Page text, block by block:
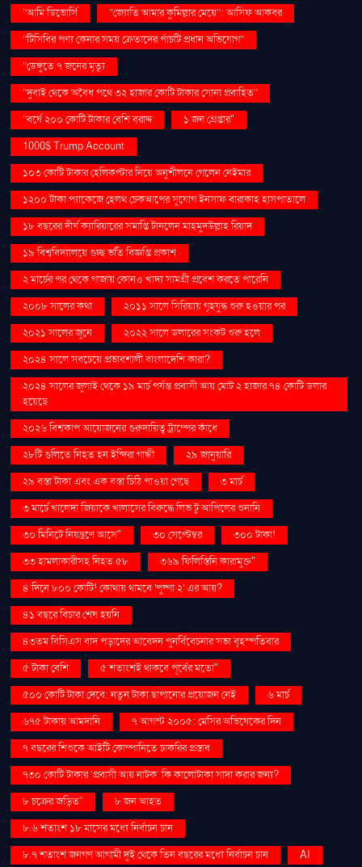
“আমি ডিভোর্সি
“জ্যোতি আমার কুমিল্লার মেয়ে”: আসিফ আকবর
“টিসিবির পণ্য কেনার সময় ক্রেতাদের পাঁচটি প্রধান অভিযোগ”
“ডেঙ্গুতে ৭ জনের মৃত্যু
“দুবাই থেকে অবৈধ পথে ৩২ হাজার কোটি টাকার সোনা প্রবাহিত”
“বর্ষে ২০০ কোটি টাকার বেশি বরাদ্দ
১ জন গ্রেপ্তার"
1000$ Trump Account
১০৩ কোটি টাকার হেলিকপ্টার নিয়ে অনুশীলনে গেলেন নেইমার
১২০০ টাকা প্যাকেজে হেলথ চেকআপের সুযোগ ইনসাফ বারাকাহ হাসপাতালে
১৮ বছরের দীর্ঘ ক্যারিয়ারের সমাপ্তি টানলেন মাহমুদউল্লাহ রিয়াদ
১৯ বিশ্ববিদ্যালয়ে গুচ্ছ ভর্তি বিজ্ঞপ্তি প্রকাশ
২ মার্চের পর থেকে গাজায় কোনও খাদ্য সামগ্রী প্রবেশ করতে পারেনি
২০০৮ সালের কথা
২০১১ সালে সিরিয়ায় গৃহযুদ্ধ শুরু হওয়ার পর
২০২১ সালের জুনে
২০২২ সালে ডলারের সংকট শুরু হলে
২০২৪ সালে সবচেয়ে প্রভাবশালী বাংলাদেশি কারা?
২০২৪ সালের জুলাই থেকে ১৯ মার্চ পর্যন্ত প্রবাসী আয় মোট ২ হাজার ৭৪ কোটি ডলার
হয়েছে
২০২৬ বিশ্বকাপ আয়োজনের গুরুদায়িত্ব ট্রাম্পের কাঁধে
২৮টি গুলিতে নিহত হন ইন্দিরা গান্ধী
২৯ জানুয়ারি
২৯ বস্তা টাকা এবং এক বস্তা চিঠি পাওয়া গেছে
৩ মার্চ
৩ মার্চে খালেদা জিয়াকে খালাসের বিরুদ্ধে লিভ টু আপিলের শুনানি
৩০ মিনিটে নিয়ন্ত্রণে আসে"
৩০ সেপ্টেম্বর
৩০০ টাকা!
৩৩ হামলাকারীসহ নিহত ৫৮
৩৬৯ ফিলিস্তিনি কারামুক্ত"
৪ দিনে ৮০০ কোটি! কোথায় থামবে 'পুষ্পা ২' এর আয়?
৪১ বছরে বিচার শেষ হয়নি
৪৩তম বিসিএস বাদ পড়াদের আবেদন পুনর্বিবেচনার সভা বৃহস্পতিবার
৫ টাকা বেশি
৫ শতাংশই থাকবে পূর্বের মতো"
৫০০ কোটি টাকা দেবে: নতুন টাকা ছাপানোর প্রয়োজন নেই
৬ মার্চ
৬৭৫ টাকায় আমদানি
৭ আগস্ট ২০০৫: মেসির অভিষেকের দিন
৭ বছরের শিশুকে আইটি কোম্পানিতে চাকরির প্রস্তাব
৭৩০ কোটি টাকার ‘প্রবাসী আয় নাটক’ কি কালোটাকা সাদা করার জন্য?
৮ চক্রের জড়িত"
৮ জন আহত
৮.৬ শতাংশ ১৮ মাসের মধ্যে নির্বাচন চান
৮.৭ শতাংশ জনগণ আগামী দুই থেকে তিন বছরের মধ্যে নির্বাচন চান
AI